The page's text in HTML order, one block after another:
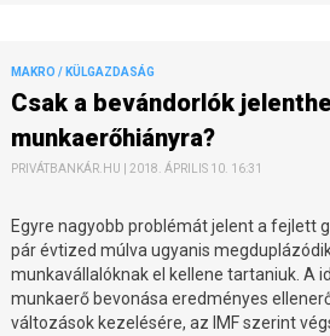
MAKRO / KÜLGAZDASÁG
Csak a bevándorlók
munkaerőhiányra?
PRIVÁTBANKÁR.HU | 2018. ÁPRILIS 10. 16:31
Egyre nagyobb problémát jelent a fejlett
pár évtized múlva ugyanis
munkavállalóknak el kellene tartaniuk. A
munkaerő bevonása eredményes
változások kezelésére, az IMF szerint